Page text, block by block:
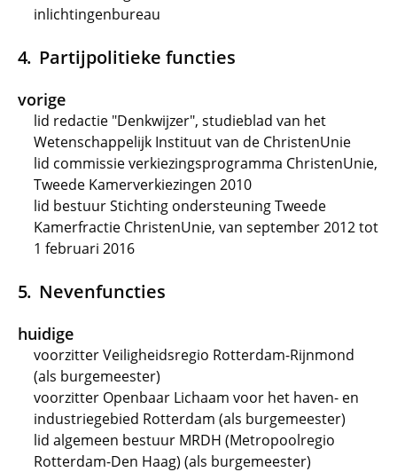
inlichtingenbureau
Partijpolitieke functies
vorige
lid redactie "Denkwijzer", studieblad van het
Wetenschappelijk Instituut van de ChristenUnie
lid commissie verkiezingsprogramma ChristenUnie,
Tweede Kamerverkiezingen 2010
lid bestuur Stichting ondersteuning Tweede
Kamerfractie ChristenUnie, van september 2012 tot
1 februari 2016
Nevenfuncties
huidige
voorzitter Veiligheidsregio Rotterdam-Rijnmond
(als burgemeester)
voorzitter Openbaar Lichaam voor het haven- en
industriegebied Rotterdam (als burgemeester)
lid algemeen bestuur MRDH (Metropoolregio
Rotterdam-Den Haag) (als burgemeester)